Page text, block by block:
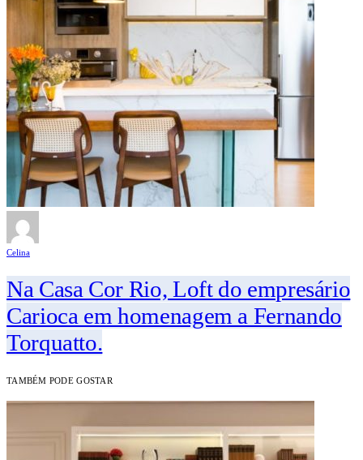
Celina
Na Casa Cor Rio, Loft do empresário
Carioca em homenagem a Fernando
Torquatto.
TAMBÉM PODE GOSTAR